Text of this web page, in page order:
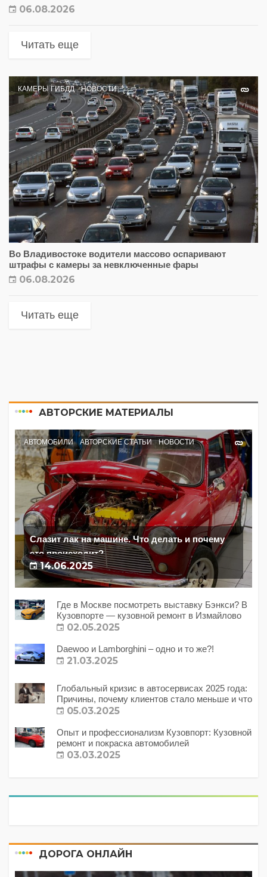
06.08.2026
Читать еще
КАМЕРЫ ГИБДД НОВОСТИ
Во Владивостоке водители массово оспаривают
штрафы с камеры за невключенные фары
06.08.2026
Читать еще
АВТОРСКИЕ МАТЕРИАЛЫ
АВТОМОБИЛИ АВТОРСКИЕ СТАТЬИ НОВОСТИ
Слазит лак на машине. Что делать и почему
это происходит?
14.06.2025
Где в Москве посмотреть выставку Бэнкси? В
Кузовпорте — кузовной ремонт в Измайлово
02.05.2025
Daewoo и Lamborghini – одно и то же?!
21.03.2025
Глобальный кризис в автосервисах 2025 года:
Причины, почему клиентов стало меньше и что
с этим делать?
05.03.2025
Опыт и профессионализм Кузовпорт: Кузовной
ремонт и покраска автомобилей
03.03.2025
ДОРОГА ОНЛАЙН